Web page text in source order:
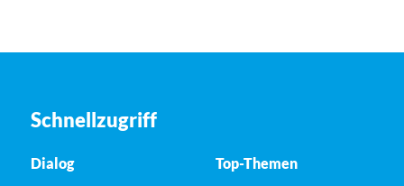
Schnellzugriff
Dialog
Top-Themen